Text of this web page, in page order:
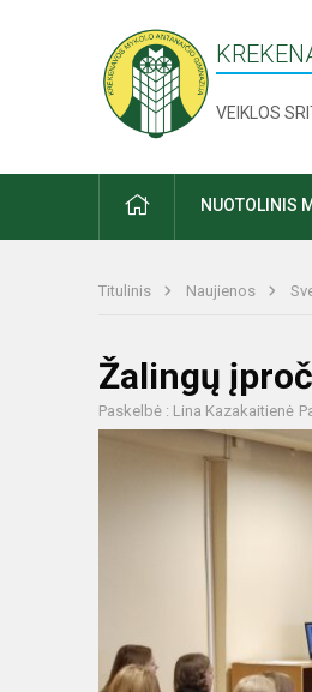
VEIKLOS
PRADŽIANUOTOLINIS
Titulinis Naujienos
Žalingų
Paskelbė : Lina Kazakaitienė